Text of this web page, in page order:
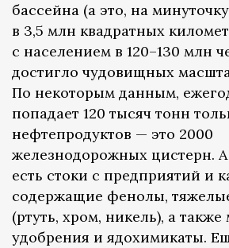
бассейна (а это, на
в 3,5 млн квадратных
с населением в 120–130 млн
достигло чудовищных
По некоторым данным,
попадает 120 тысяч тонн
нефтепродуктов — это 2000
железнодорожных цистерн.
есть стоки с предприятий и
содержащие фенолы,
(ртуть, хром, никель), а
удобрения и ядохимикаты.